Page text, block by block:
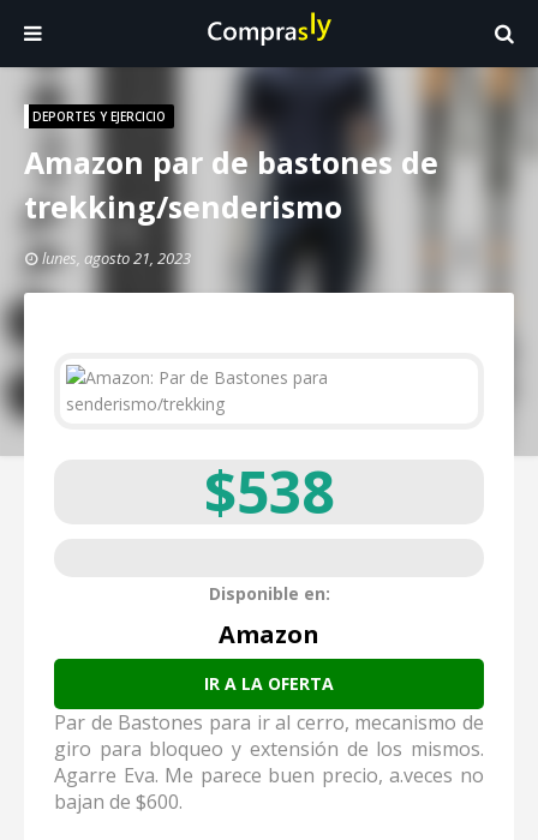
DEPORTES Y EJERCICIO
Amazon par de bastones de
trekking/senderismo
lunes, agosto 21, 2023
$538
Disponible en:
Amazon
IR A LA OFERTA
Par de Bastones para ir al cerro, mecanismo de
giro para bloqueo y extensión de los mismos.
Agarre Eva. Me parece buen precio, a.veces no
bajan de $600.